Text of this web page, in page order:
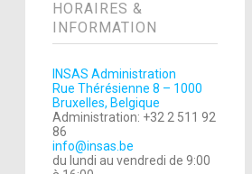
HORAIRES &
INFORMATION
INSAS Administration
Rue Thérésienne 8 – 1000
Bruxelles, Belgique
Administration: +32 2 511 92
86
info@insas.be
du lundi au vendredi de 9:00